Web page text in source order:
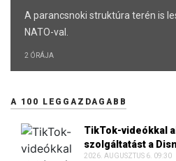
A parancsnoki struktúra terén is
NATO-val.
2 ÓRÁJA
A 100 LEGGAZDAGABB
TikTok-videókkal
szolgáltatást a
2026. AUGUSZTUS 6. 09:30